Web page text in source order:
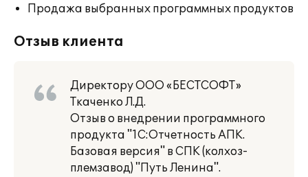
Продажа выбранных программных продуктов
Отзыв клиента
Директору ООО «БЕСТСОФТ»
Ткаченко Л.Д.
Отзыв о внедрении программного
продукта "1С:Отчетность АПК.
Базовая версия" в СПК (колхоз-
племзавод) "Путь Ленина".